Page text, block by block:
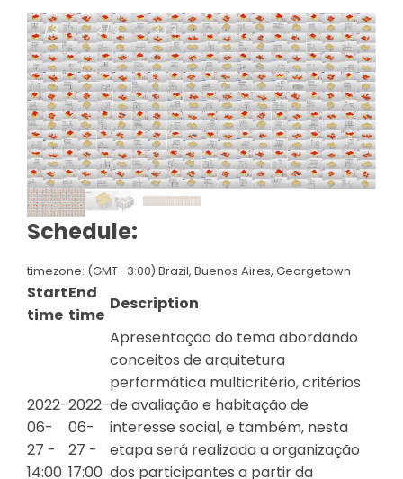
1 / 3
1 / 3 2 / 3 3 / 3
Schedule:
timezone: (GMT -3:00) Brazil, Buenos Aires, Georgetown
Start
time
End
time
Description
2022-
06-
27 -
14:00
2022-
06-
27 -
17:00
Apresentação do tema abordando
conceitos de arquitetura
performática multicritério, critérios
de avaliação e habitação de
interesse social, e também, nesta
etapa será realizada a organização
dos participantes a partir da